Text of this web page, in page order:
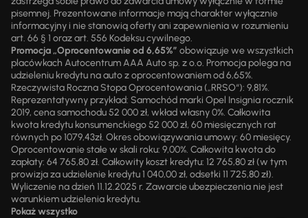
pisemnej. Prezentowane informacje mają charakter wyłącznie
informacyjny i nie stanowią oferty ani zapewnienia w rozumieniu
art. 66 § 1 oraz art. 556 Kodeksu cywilnego.
Promocja „Oprocentowanie od 6,65%” obowiązuje we wszystkich
placówkach Autocentrum AAA Auto sp. z o.o. Promocja polega na
udzieleniu kredytu na auto z oprocentowaniem od 6,65%.
Rzeczywista Roczna Stopa Oprocentowania („RRSO“): 9,81%.
Reprezentatywny przykład: Samochód marki Opel Insignia rocznik
2019, cena samochodu 52 000 zł, wkład własny 0%. Całkowita
kwota kredytu konsumenckiego 52 000 zł, 60 miesięcznych rat
równych po 1079,43zł. Okres obowiązywania umowy: 60 miesięcy.
Oprocentowanie stałe w skali roku: 9,00%. Całkowita kwota do
zapłaty: 64 765,80 zł. Całkowity koszt kredytu: 12 765,80 zł (w tym
prowizja za udzielenie kredytu 1 040,00 zł, odsetki 11 725,80 zł).
Wyliczenie na dzień 11.12.2025 r. Zawarcie ubezpieczenia nie jest
warunkiem udzielenia kredytu.
Pokaż wszystko